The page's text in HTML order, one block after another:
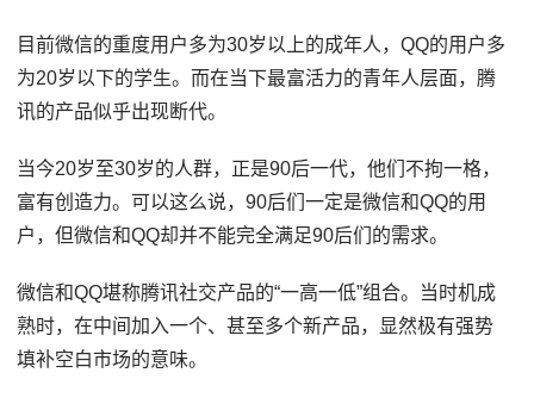
目前微信的重度用户多为30岁以上的成年人，QQ的用户多
为20岁以下的学生。而在当下最富活力的青年人层面，腾
讯的产品似乎出现断代。
当今20岁至30岁的人群，正是90后一代，他们不拘一格，
富有创造力。可以这么说，90后们一定是微信和QQ的用
户，但微信和QQ却并不能完全满足90后们的需求。
微信和QQ堪称腾讯社交产品的“一高一低”组合。当时机成
熟时，在中间加入一个、甚至多个新产品，显然极有强势
填补空白市场的意味。